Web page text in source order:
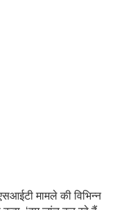
मामले की विभिन्न